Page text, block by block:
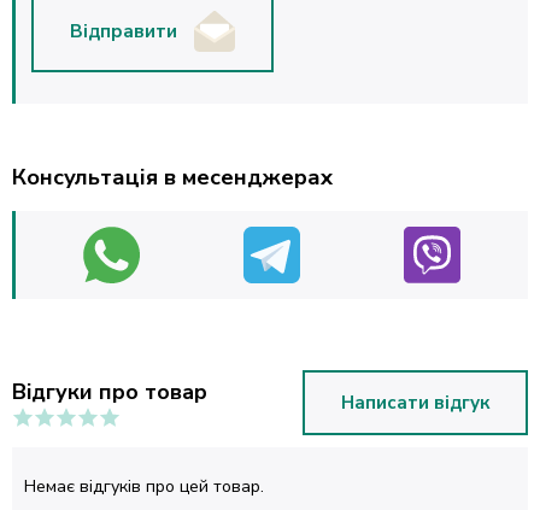
Відправити
Консультація в месенджерах
Відгуки про товар Написати відгук
Немає відгуків про цей товар.